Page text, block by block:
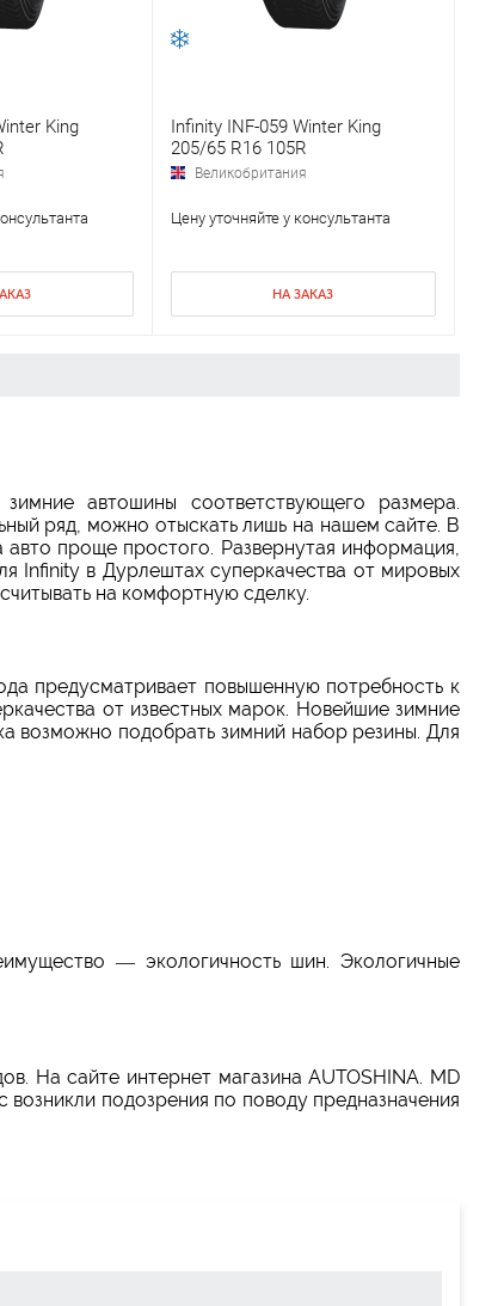
King
Infinity INF-059 Winter King
205/65 R16 105R
Великобритания
Цену уточняйте у консультанта
НА ЗАКАЗ
автошины соответствующего размера.
ряд, можно отыскать лишь на нашем сайте. В
проще простого. Развернутая информация,
Infinity в Дурлештах суперкачества от мировых
на комфортную сделку.
предусматривает повышенную потребность к
от известных марок. Новейшие зимние
возможно подобрать зимний набор резины. Для
— экологичность шин. Экологичные
На сайте интернет магазина AUTOSHINA. MD
подозрения по поводу предназначения